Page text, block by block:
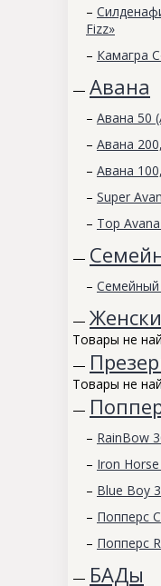
–
Fizz»
– Камагра
— Авана
– Авана 50
– Авана
– Авана
– Super
– Top
—
–
—
Товары не
—
Товары не
—
– RainBow
– Iron
– Blue Boy
– Попперс
– Попперс
— БАДы